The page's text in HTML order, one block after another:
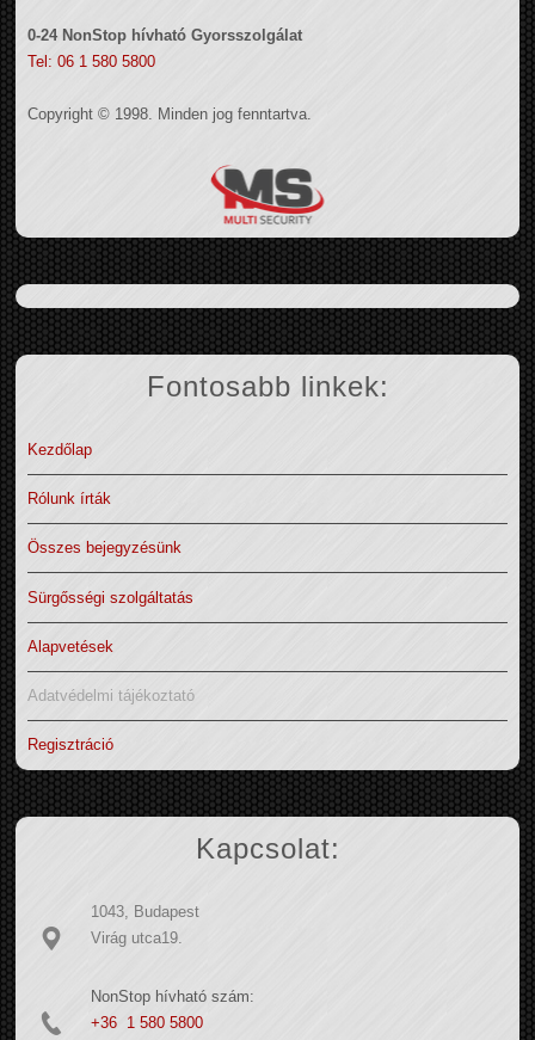
0-24 NonStop hívható Gyorsszolgálat
Tel: 06 1 580 5800
Copyright © 1998. Minden jog fenntartva.
Fontosabb linkek:
Kezdőlap
Rólunk írták
Összes bejegyzésünk
Sürgősségi szolgáltatás
Alapvetések
Adatvédelmi tájékoztató
Regisztráció
Kapcsolat:
1043, Budapest
Virág utca19.
NonStop hívható szám:
+36 1 580 5800